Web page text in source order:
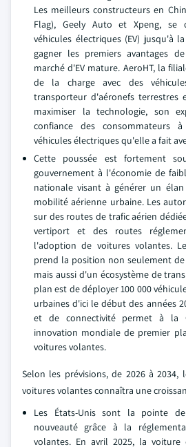
Les meilleurs constructeurs en
Flag), Geely Auto et Xpeng, se
véhicules électriques (EV) jusqu'à
gagner les premiers avantages
marché d'EV mature. AeroHT, la
de la charge avec des
transporteur d'aéronefs terrestres
maximiser la technologie, son
confiance des consommateurs
véhicules électriques qu'elle a fait
Cette poussée est fortement
gouvernement à l'économie de
nationale visant à générer un
mobilité aérienne urbaine. Les
sur des routes de trafic aérien
vertiport et des routes
l'adoption de voitures volantes.
prend la position non seulement
mais aussi d'un écosystème de
plan est de déployer 100 000
urbaines d'ici le début des années
et de connectivité permet à la
innovation mondiale de premier
voitures volantes.
Selon les prévisions, de 2026 à 2034,
voitures volantes connaîtra une
Les États-Unis sont la pointe
nouveauté grâce à la
volantes. En avril 2025, la